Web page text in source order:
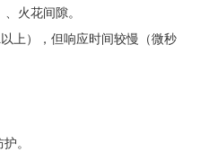
、火花间隙。
以上），但响应时间较慢（微秒
。